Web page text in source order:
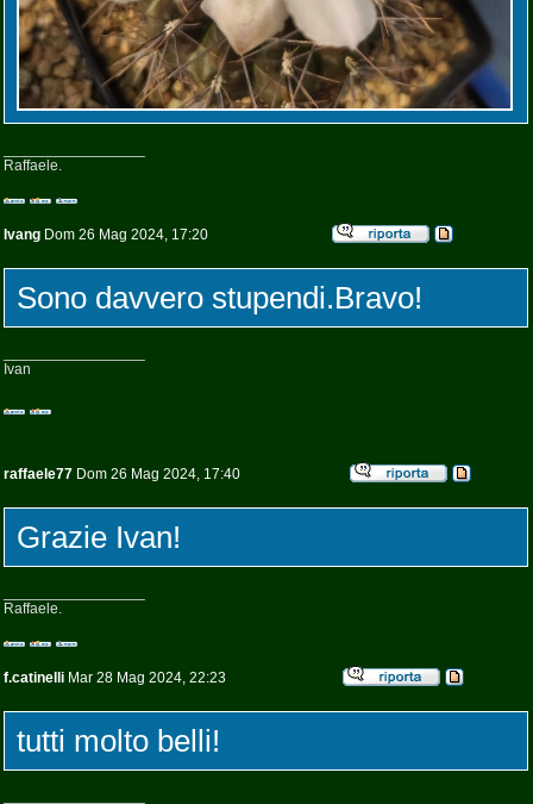
Raffaele.
Ivang Dom 26 Mag 2024, 17:20
Sono davvero stupendi.Bravo!
Ivan
raffaele77 Dom 26 Mag 2024, 17:40
Grazie Ivan!
Raffaele.
f.catinelli Mar 28 Mag 2024, 22:23
tutti molto belli!